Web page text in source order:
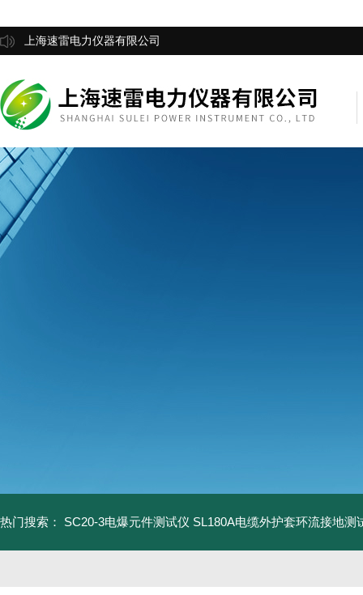
上海速雷电力仪器有限公司
热门搜索： SC20-3电爆元件测试仪 SL180A电缆外护套环流接地测